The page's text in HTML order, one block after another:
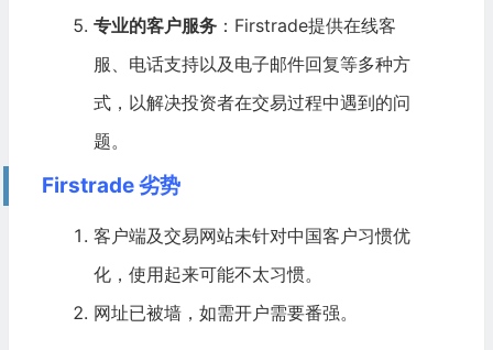
专业的客户服务：Firstrade提供在线客
服、电话支持以及电子邮件回复等多种方
式，以解决投资者在交易过程中遇到的问
题。
Firstrade 劣势
客户端及交易网站未针对中国客户习惯优
化，使用起来可能不太习惯。
网址已被墙，如需开户需要番强。